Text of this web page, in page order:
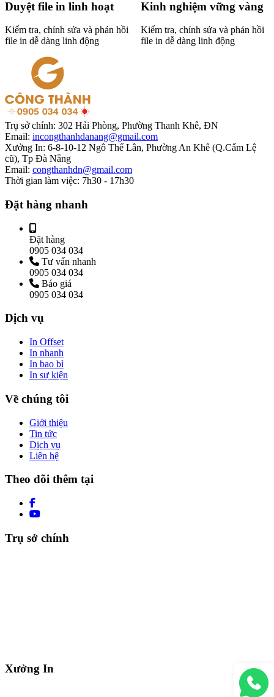
Duyệt file in linh hoạt
Kiểm tra, chỉnh sửa và phản hồi
file in dễ dàng linh động
Kinh nghiệm vững vàng
Kiểm tra, chỉnh sửa và phản hồi
file in dễ dàng linh động
Trụ sở chính: 302 Hải Phòng, Phường Thanh Khê, ĐN
Email: incongthanhdanang@gmail.com
Xưởng In: 6-8-10-12 Ngô Thế Lân, Phường An Khê (Q.Cẩm Lệ
cũ), Tp Đà Nẵng
Email: congthanhdn@gmail.com
Thời gian làm việc: 7h30 - 17h30
Đặt hàng nhanh
Đặt hàng
0905 034 034
Tư vấn nhanh
0905 034 034
Báo giá
0905 034 034
Dịch vụ
In Offset
In nhanh
In bao bì
In sự kiện
Về chúng tôi
Giới thiệu
Tin tức
Dịch vụ
Liên hệ
Theo dõi thêm tại
Trụ sở chính
Xưởng In